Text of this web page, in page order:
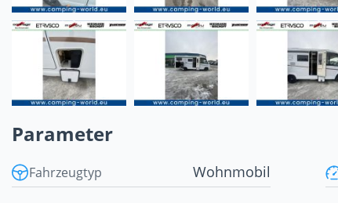
Parameter
Fahrzeugtyp Wohnmobil